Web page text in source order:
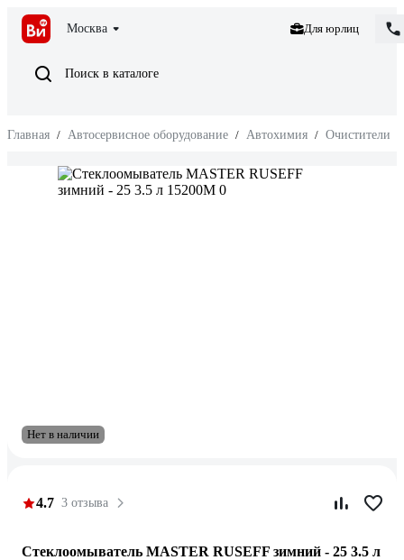
Москва Для юрлиц
Поиск в каталоге
Главная / Автосервисное оборудование / Автохимия / Очистители
Нет в наличии
4.7 3 отзыва
Стеклоомыватель MASTER RUSEFF зимний - 25 3.5 л